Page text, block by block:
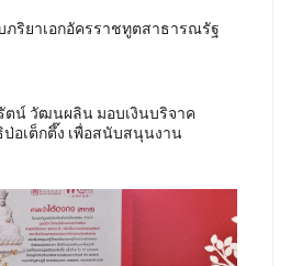
ริยาเอกอัครราชทูตสาธารณรัฐ
น์ วัฒนผลิน มอบเงินบริจาค
อเต็กตึ๊ง เพื่อสนับสนุนงาน